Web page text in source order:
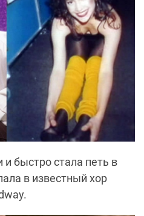
быстро стала петь в
в известный хор